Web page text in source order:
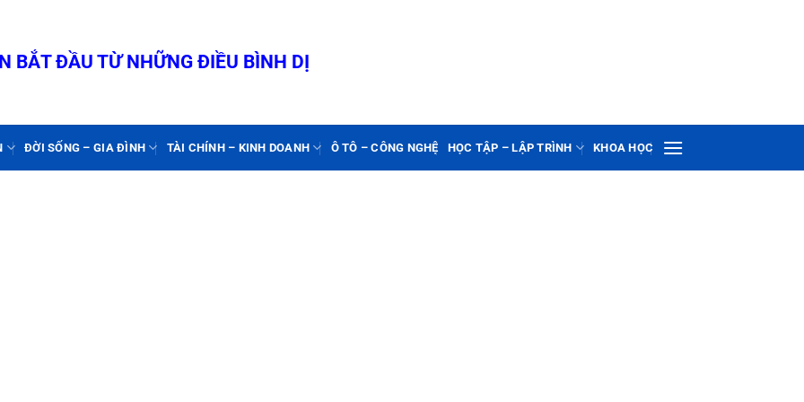
BẮT ĐẦU TỪ NHỮNG ĐIỀU BÌNH DỊ
ĐỜI SỐNG – GIA ĐÌNH TÀI CHÍNH – KINH DOANH Ô TÔ – CÔNG NGHỆ HỌC TẬP – LẬP TRÌNH KHOA HỌC